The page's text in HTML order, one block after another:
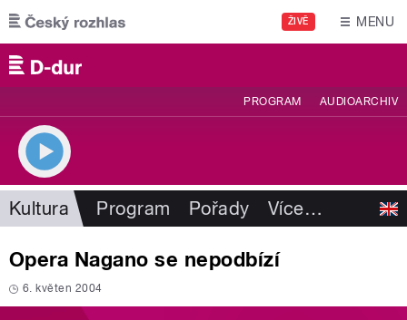
Přejít k hlavnímu obsahu
ŽIVĚ MENU
PROGRAM AUDIOARCHIV
Kultura Program Pořady Více…
Opera Nagano se nepodbízí
6. květen 2004